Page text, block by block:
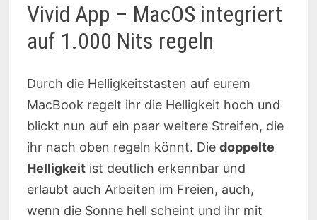
Vivid App – MacOS integriert
auf 1.000 Nits regeln
Durch die Helligkeitstasten auf eurem
MacBook regelt ihr die Helligkeit hoch und
blickt nun auf ein paar weitere Streifen, die
ihr nach oben regeln könnt. Die doppelte
Helligkeitist deutlich erkennbar und
erlaubt auch Arbeiten im Freien, auch,
wenn die Sonne hell scheint und ihr mit